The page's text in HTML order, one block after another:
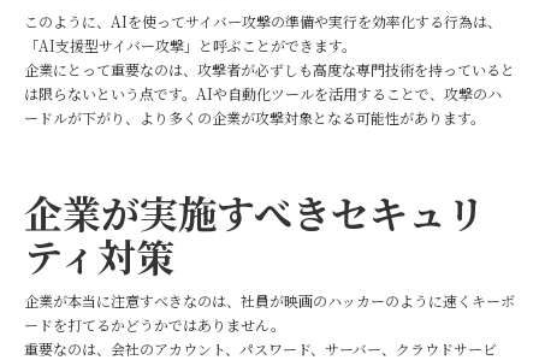
このように、AIを使ってサイバー攻撃の準備や実行を効率化する行為は、
「AI支援型サイバー攻撃」と呼ぶことができます。
企業にとって重要なのは、攻撃者が必ずしも高度な専門技術を持っていると
は限らないという点です。AIや自動化ツールを活用することで、攻撃のハ
ードルが下がり、より多くの企業が攻撃対象となる可能性があります。
企業が実施すべきセキュリ
ティ対策
企業が本当に注意すべきなのは、社員が映画のハッカーのように速くキーボ
ードを打てるかどうかではありません。
重要なのは、会社のアカウント、パスワード、サーバー、クラウドサービ